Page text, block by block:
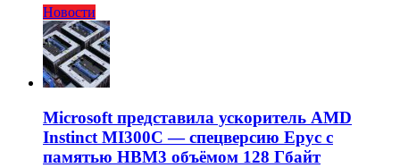
Новости
Microsoft представила ускоритель AMD
Instinct MI300C — спецверсию Epyc с
памятью HBM3 объёмом 128 Гбайт